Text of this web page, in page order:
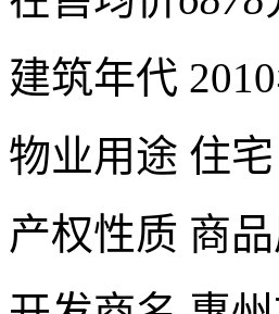
建筑年代
物业用途 住宅
产权性质 商